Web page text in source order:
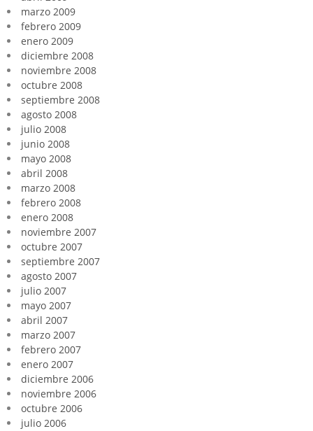
marzo 2009
febrero 2009
enero 2009
diciembre 2008
noviembre 2008
octubre 2008
septiembre 2008
agosto 2008
julio 2008
junio 2008
mayo 2008
abril 2008
marzo 2008
febrero 2008
enero 2008
noviembre 2007
octubre 2007
septiembre 2007
agosto 2007
julio 2007
mayo 2007
abril 2007
marzo 2007
febrero 2007
enero 2007
diciembre 2006
noviembre 2006
octubre 2006
julio 2006